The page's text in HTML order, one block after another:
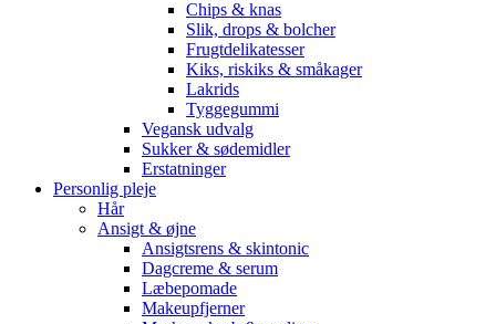
Chips & knas
Slik, drops & bolcher
Frugtdelikatesser
Kiks, riskiks & småkager
Lakrids
Tyggegummi
Vegansk udvalg
Sukker & sødemidler
Erstatninger
Personlig pleje
Hår
Ansigt & øjne
Ansigtsrens & skintonic
Dagcreme & serum
Læbepomade
Makeupfjerner